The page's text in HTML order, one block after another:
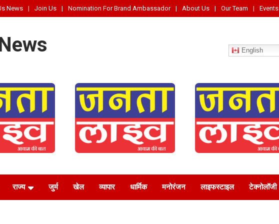
News Join Us Nomination For Brand Ambassador About Us Our Team Events
English
राज्य जुर्म खेल व्यापार धार्मिक मनोरंजन लाइफस्‍टाइल टेक्नोलॉजी